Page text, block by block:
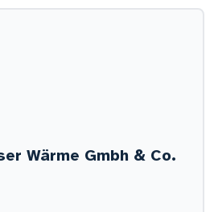
Wärme Gmbh & Co.